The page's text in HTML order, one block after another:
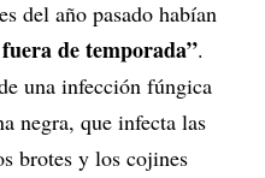
del año pasado habían
de temporada”.
una infección fúngica
negra, que infecta las
brotes y los cojines